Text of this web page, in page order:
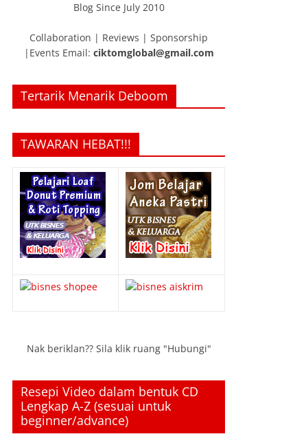
Blog Since July 2010
Collaboration | Reviews | Sponsorship
|Events Email: ciktomglobal@gmail.com
Tertarik Menarik Deboom
TAWARAN HEBAT!!!
Nak beriklan?? Sila klik ruang "Hubungi"
Resepi Video dalam bentuk CD
Lengkap A-Z (sesuai untuk
beginner/advance)